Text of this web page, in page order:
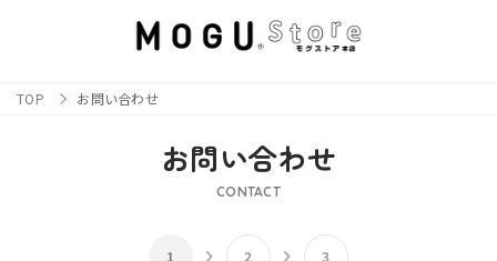
TOP お問い合わせ
お問い合わせ
CONTACT